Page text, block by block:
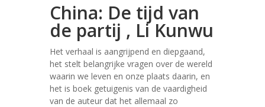
China: De tijd van
de partij , Li Kunwu
Het verhaal is aangrijpend en diepgaand,
het stelt belangrijke vragen over de wereld
waarin we leven en onze plaats daarin, en
het is boek getuigenis van de vaardigheid
van de auteur dat het allemaal zo